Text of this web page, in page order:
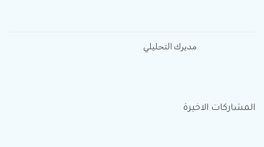
مديرك التحليلي
المشاركات الاخيرة